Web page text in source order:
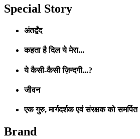
Special Story
अंतर्द्वंद
कहता है दिल ये मेरा...
ये कैसी-कैसी ज़िन्दगी...?
जीवन
एक गुरु, मार्गदर्शक एवं संरक्षक को समर्पित
Brand